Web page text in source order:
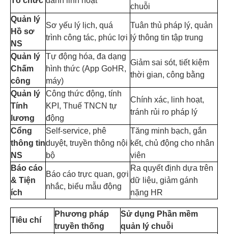
chuỗi
Quản lý
Hồ sơ
NS
Sơ yếu lý lịch, quá
trình công tác, phúc lợi
Tuân thủ pháp lý, quản
lý thông tin tập trung
Quản lý
Chấm
công
Tự động hóa, đa dạng
hình thức (App GoHR,
máy)
Giảm sai sót, tiết kiệm
thời gian, công bằng
Quản lý
Tính
lương
Công thức động, tính
KPI, Thuế TNCN tự
động
Chính xác, linh hoạt,
tránh rủi ro pháp lý
Cổng
thông tin
NS
Self-service, phê
duyệt, truyền thông nội
bộ
Tăng minh bạch, gắn
kết, chủ động cho nhân
viên
Báo cáo
& Tiện
ích
Báo cáo trực quan, gợi
nhắc, biểu mẫu động
Ra quyết định dựa trên
dữ liệu, giảm gánh
nặng HR
Tiêu chí
Phương pháp
truyền thống
Sử dụng Phần mềm
quản lý chuỗi